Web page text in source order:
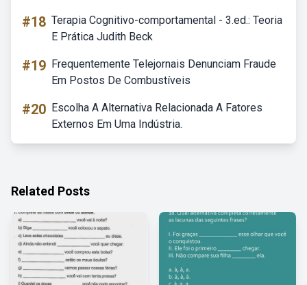
#18 Terapia Cognitivo-comportamental - 3.ed.: Teoria
E Prática Judith Beck
#19 Frequentemente Telejornais Denunciam Fraude
Em Postos De Combustíveis
#20 Escolha A Alternativa Relacionada A Fatores
Externos Em Uma Indústria.
Related Posts